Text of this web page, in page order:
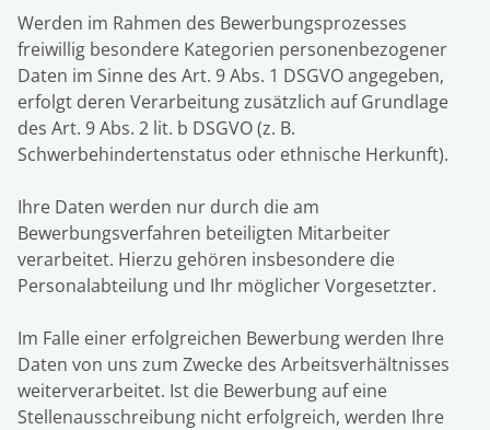
Werden im Rahmen des Bewerbungsprozesses
freiwillig besondere Kategorien personenbezogener
Daten im Sinne des Art. 9 Abs. 1 DSGVO angegeben,
erfolgt deren Verarbeitung zusätzlich auf Grundlage
des Art. 9 Abs. 2 lit. b DSGVO (z. B.
Schwerbehindertenstatus oder ethnische Herkunft).
Ihre Daten werden nur durch die am
Bewerbungsverfahren beteiligten Mitarbeiter
verarbeitet. Hierzu gehören insbesondere die
Personalabteilung und Ihr möglicher Vorgesetzter.
Im Falle einer erfolgreichen Bewerbung werden Ihre
Daten von uns zum Zwecke des Arbeitsverhältnisses
weiterverarbeitet. Ist die Bewerbung auf eine
Stellenausschreibung nicht erfolgreich, werden Ihre